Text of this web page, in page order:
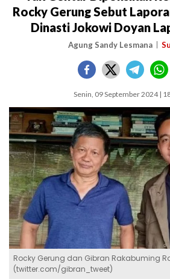
Rocky Gerung Sebut
Dinasti Jokowi Doyan
Agung Sandy Lesmana
Senin, 09 September 2024 |
Rocky Gerung dan Gibran Rakabuming
(twitter.com/gibran_tweet)